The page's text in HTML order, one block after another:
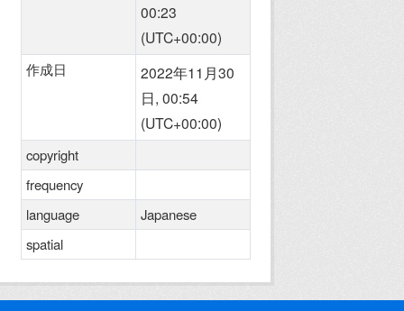
00:23
(UTC+00:00)
作成日
2022年11月30
日, 00:54
(UTC+00:00)
copyright
frequency
language
Japanese
spatial